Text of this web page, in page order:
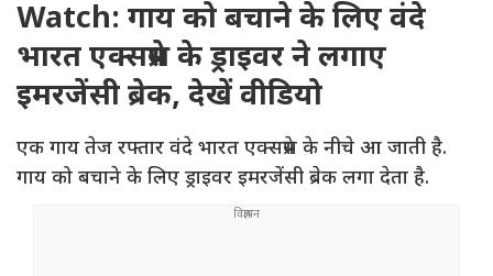
Watch: गाय को बचाने के लिए वंदे
भारत एक्सप्रेस के ड्राइवर ने लगाए
इमरजेंसी ब्रेक, देखें वीडियो
एक गाय तेज रफ्तार वंदे भारत एक्सप्रेस के नीचे आ जाती है.
गाय को बचाने के लिए ड्राइवर इमरजेंसी ब्रेक लगा देता है.